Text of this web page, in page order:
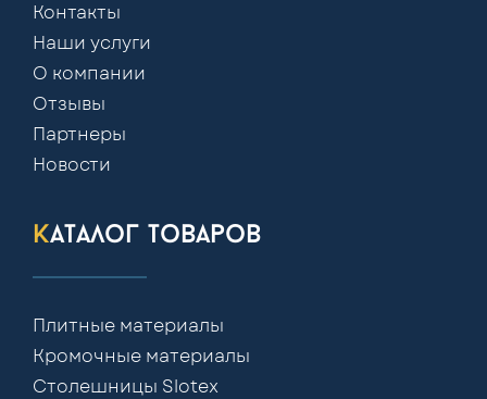
Контакты
Наши услуги
О компании
Отзывы
Партнеры
Новости
каталог товаров
Плитные материалы
Кромочные материалы
Столешницы Slotex